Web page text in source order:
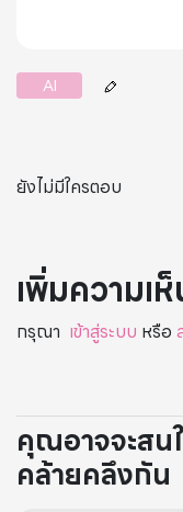
AI
ยังไม่มีใครตอบ
เพิ่มความเ
กรุณา เข้าสู่ระบบ หรือ
คุณอาจจะสน
คล้ายคลึงกัน